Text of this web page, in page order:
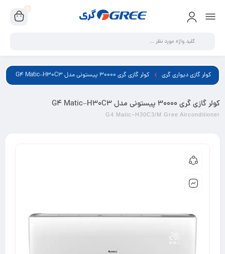
کولر گازی دیواری گری کولر گازی گری 30000 پیستونی مدل G4 Matic–H30C3
کولر گازی گری 30000 پیستونی مدل G4 Matic–H30C3
G4 Matic–H30C3/M Gree Airconditioner